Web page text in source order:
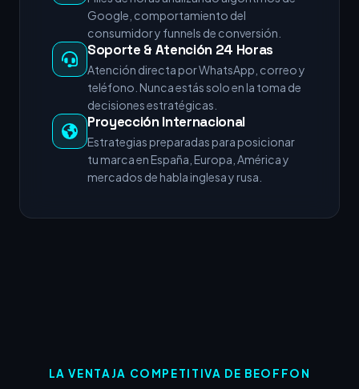
Google, comportamiento del
consumidor y funnels de conversión.
Soporte & Atención 24 Horas
Atención directa por WhatsApp, correo y
teléfono. Nunca estás solo en la toma de
decisiones estratégicas.
Proyección Internacional
Estrategias preparadas para posicionar
tu marca en España, Europa, América y
mercados de habla inglesa y rusa.
LA VENTAJA COMPETITIVA DE BEOFFON